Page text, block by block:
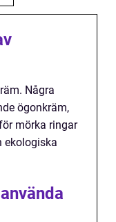
Några
ögonkräm,
mörka ringar
ekologiska